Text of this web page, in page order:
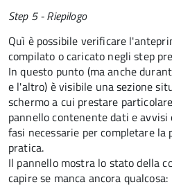
Step 5 - Riepilogo
Quì è possibile verificare
compilato o caricato negli step
In questo punto (ma anche
e l'altro) è visibile una sezione
schermo a cui prestare
pannello contenente dati e
fasi necessarie per completare
pratica.
Il pannello mostra lo stato della
capire se manca ancora qualcosa: